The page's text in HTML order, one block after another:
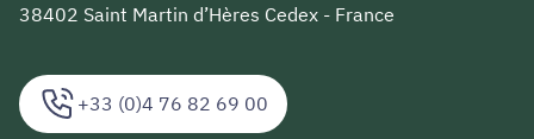
+33 (0)4 76 82 69 00
38402 Saint Martin d’Hères Cedex - France